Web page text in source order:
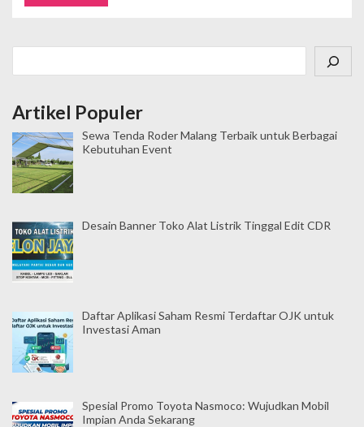
Artikel Populer
Sewa Tenda Roder Malang Terbaik untuk Berbagai
Kebutuhan Event
Desain Banner Toko Alat Listrik Tinggal Edit CDR
Daftar Aplikasi Saham Resmi Terdaftar OJK untuk
Investasi Aman
Spesial Promo Toyota Nasmoco: Wujudkan Mobil
Impian Anda Sekarang